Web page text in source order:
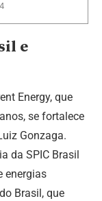
e
Energy, que
se fortalece
Gonzaga.
da SPIC Brasil
energias
Brasil, que